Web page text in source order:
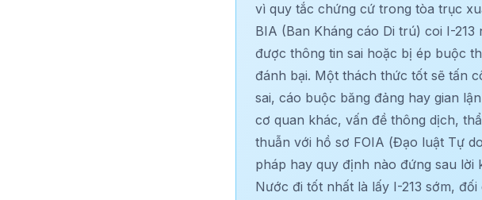
vì quy tắc chứng cứ trong tòa trục
BIA (Ban Kháng cáo Di trú) coi I-
được thông tin sai hoặc bị ép buộc
đánh bại. Một thách thức tốt sẽ tấn
sai, cáo buộc băng đảng hay gian
cơ quan khác, vấn đề thông dịch,
thuẫn với hồ sơ FOIA (Đạo luật Tự
pháp hay quy định nào đứng sau lời
Nước đi tốt nhất là lấy I-213 sớm,